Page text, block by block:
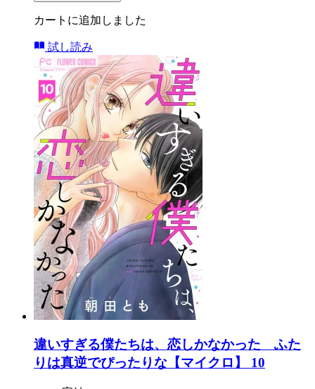
カートに追加しました
試し読み
違いすぎる僕たちは、恋しかなかった ふた
りは真逆でぴったりな【マイクロ】 10